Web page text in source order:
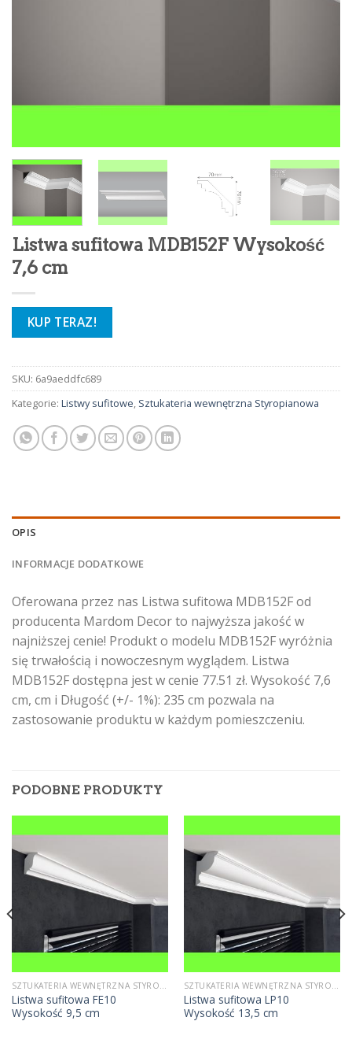
Listwa sufitowa MDB152F Wysokość
7,6 cm
KUP TERAZ!
SKU: 6a9aeddfc689
Kategorie: Listwy sufitowe, Sztukateria wewnętrzna Styropianowa
OPIS
INFORMACJE DODATKOWE
Oferowana przez nas Listwa sufitowa MDB152F od
producenta Mardom Decor to najwyższa jakość w
najniższej cenie! Produkt o modelu MDB152F wyróżnia
się trwałością i nowoczesnym wyglądem. Listwa
MDB152F dostępna jest w cenie 77.51 zł. Wysokość 7,6
cm, cm i Długość (+/- 1%): 235 cm pozwala na
zastosowanie produktu w każdym pomieszczeniu.
PODOBNE PRODUKTY
SZTUKATERIA WEWNĘTRZNA STYROPIANOWA
Listwa sufitowa FE10
Wysokość 9,5 cm
SZTUKATERIA WEWNĘTRZNA STYROPIANOWA
Listwa sufitowa LP10
Wysokość 13,5 cm